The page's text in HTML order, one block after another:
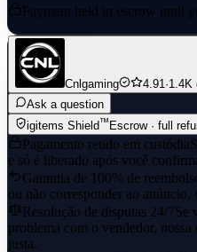
Payment held in escrow until
Cnlgaming 4.91·1.4K
Ask a question
igitems Shield™Escrow · full
Pagamento retido em custódia
e só é liberado após você
Garantia de 100% de
ou não corresponder ao anúncio,
Resolução de disputas 24/7Se
problema com o vendedor,
justa.